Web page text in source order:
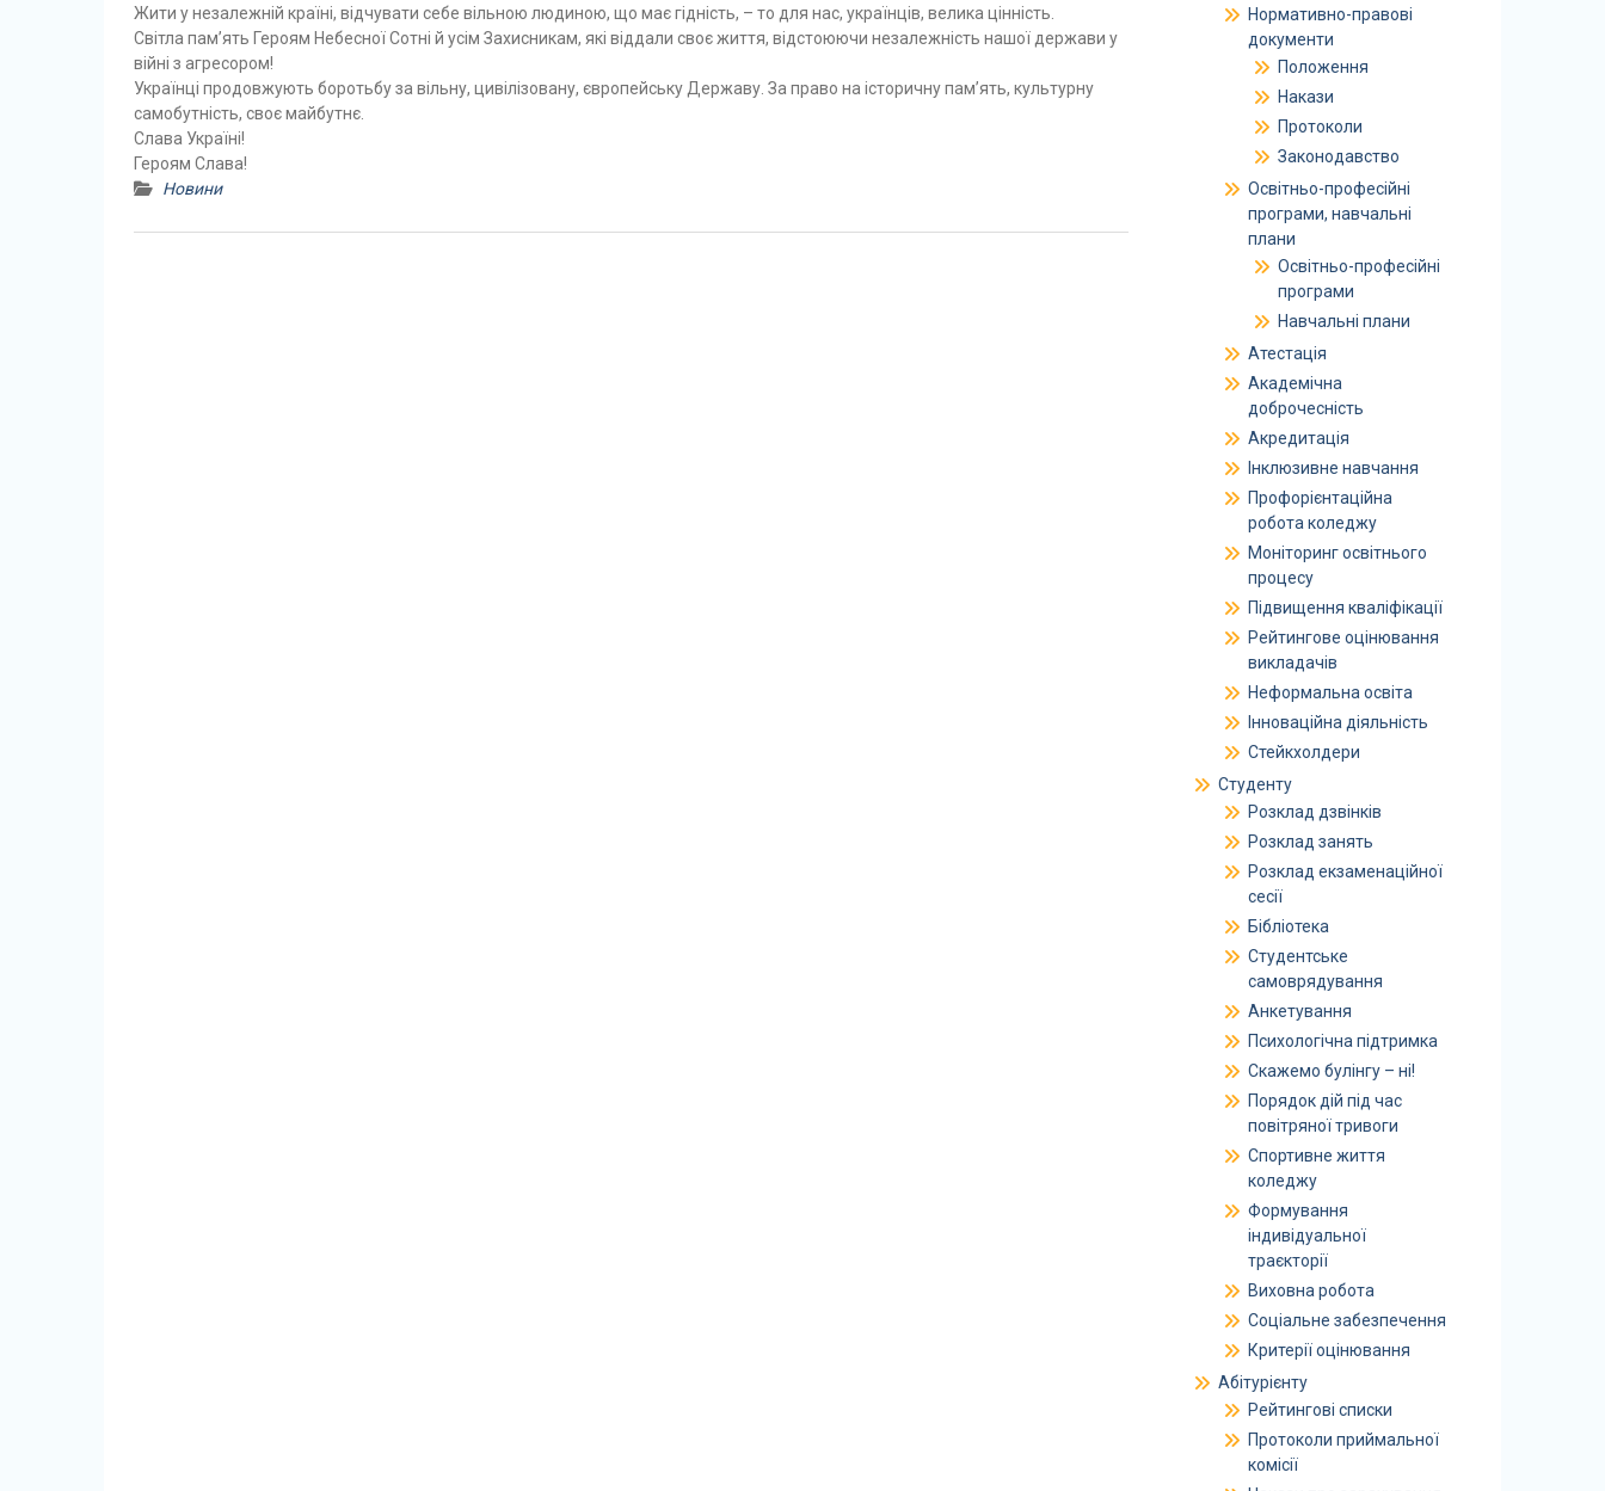
Жити у незалежній країні, відчувати себе вільною людиною, що має гідність, – то для нас, українців, велика цінність.
Світла пам’ять Героям Небесної Сотні й усім Захисникам, які віддали своє життя, відстоюючи незалежність нашої держави у
війні з агресором!
Українці продовжують боротьбу за вільну, цивілізовану, європейську Державу. За право на історичну пам’ять, культурну
самобутність, своє майбутнє.
Слава Україні!
Героям Слава!
Новини
Нормативно-правові
документи
Положення
Накази
Протоколи
Законодавство
Освітньо-професійні
програми, навчальні
плани
Освітньо-професійні
програми
Навчальні плани
Атестація
Академічна
доброчесність
Акредитація
Інклюзивне навчання
Профорієнтаційна
робота коледжу
Моніторинг освітнього
процесу
Підвищення кваліфікації
Рейтингове оцінювання
викладачів
Неформальна освіта
Інноваційна діяльність
Стейкхолдери
Студенту
Розклад дзвінків
Розклад занять
Розклад екзаменаційної
сесії
Бібліотека
Студентське
самоврядування
Анкетування
Психологічна підтримка
Скажемо булінгу – ні!
Порядок дій під час
повітряної тривоги
Спортивне життя
коледжу
Формування
індивідуальної
траєкторії
Виховна робота
Соціальне забезпечення
Критерії оцінювання
Абітурієнту
Рейтингові списки
Протоколи приймальної
комісії